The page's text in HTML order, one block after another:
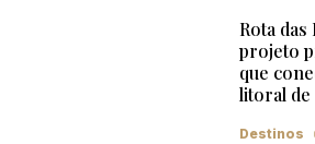
Rota das
projeto
que
litoral de
Destinos